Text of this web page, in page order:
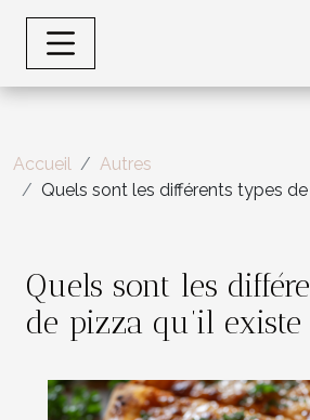
Accueil
Autres
Quels sont les différents types de
Quels sont les
de pizza qu’il existe